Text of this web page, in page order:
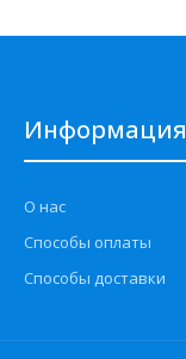
Информация
О нас
Способы оплаты
Способы доставки